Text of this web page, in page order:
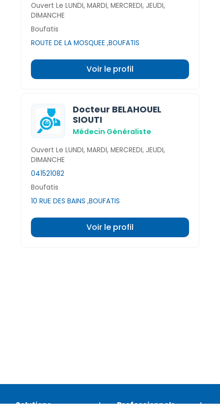
Ouvert Le LUNDI, MARDI, MERCREDI, JEUDI,
DIMANCHE
Boufatis
ROUTE DE LA MOSQUEE ,BOUFATIS
Voir le profil
Docteur BELAHOUEL
SIOUTI
Médecin Généraliste
Ouvert Le LUNDI, MARDI, MERCREDI, JEUDI,
DIMANCHE
041521082
Boufatis
10 RUE DES BAINS ,BOUFATIS
Voir le profil
Solutions Professionnels